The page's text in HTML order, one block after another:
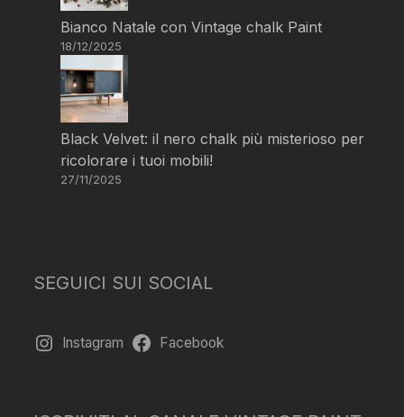
Bianco Natale con Vintage chalk Paint
18/12/2025
Black Velvet: il nero chalk più misterioso per
ricolorare i tuoi mobili!
27/11/2025
SEGUICI SUI SOCIAL
Instagram Facebook